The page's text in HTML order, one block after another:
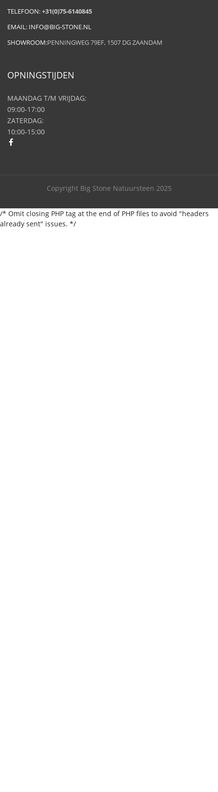
TELEFOON:+31(0)75-6140845
EMAIL: INFO@BIG-STONE.NL
SHOWROOM:PENNINGWEG 79EF, 1507 DG ZAANDAM
OPNINGSTIJDEN
MAANDAG T/M VRIJDAG:
09:00-17:00
ZATERDAG:
10:00-15:00
Copyright Big Stone Natuursteen 2025
/* Omit closing PHP tag at the end of PHP files to avoid "headers
already sent" issues. */